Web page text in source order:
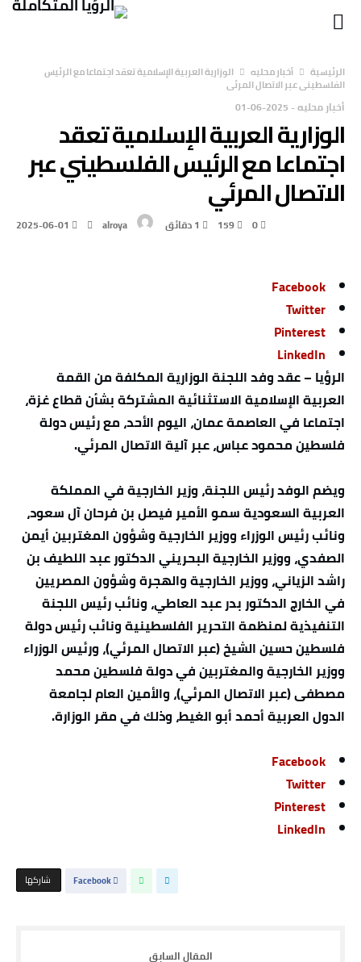
‫الرئيسية‬ أخبار محليه
الوزارية العربية الإسلامية تعقد اجتماعا مع الرئيس
الفلسطيني عبر الاتصال المرئي
أخبار محليه-
2025-06-01
الوزارية العربية الإسلامية تعقد
اجتماعا مع الرئيس الفلسطيني عبر
الاتصال المرئي
alroya
2025-06-01 159 1 ‫دقائق‬
Facebook
Twitter
Pinterest
LinkedIn
الرؤيا – عقد وفد اللجنة الوزارية المكلفة من القمة
العربية الإسلامية الاستثنائية المشتركة بشأن قطاع غزة،
اجتماعا في العاصمة عمان، اليوم الأحد، مع رئيس دولة
فلسطين محمود عباس، عبر آلية الاتصال المرئي.
ويضم الوفد رئيس اللجنة، وزير الخارجية في المملكة
العربية السعودية سمو الأمير فيصل بن فرحان آل سعود،
ونائب رئيس الوزراء ووزير الخارجية وشؤون المغتربين أيمن
الصفدي، ووزير الخارجية البحريني الدكتور عبد اللطيف بن
راشد الزياني، ووزير الخارجية والهجرة وشؤون المصريين
في الخارج الدكتور بدر عبد العاطي، ونائب رئيس اللجنة
التنفيذية لمنظمة التحرير الفلسطينية ونائب رئيس دولة
فلسطين حسين الشيخ (عبر الاتصال المرئي)، ورئيس الوزراء
ووزير الخارجية والمغتربين في دولة فلسطين محمد
مصطفى (عبر الاتصال المرئي)، والأمين العام لجامعة
الدول العربية أحمد أبو الغيط، وذلك في مقر الوزارة.
Facebook
Twitter
Pinterest
LinkedIn
‫‫ شاركها‬ Facebook